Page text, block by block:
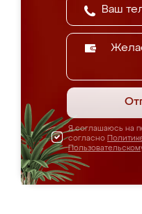
Я соглашаюсь на
согласно